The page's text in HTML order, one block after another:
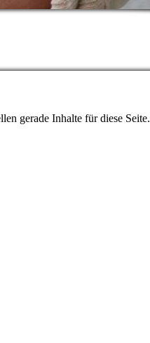
gerade Inhalte für diese Seite.